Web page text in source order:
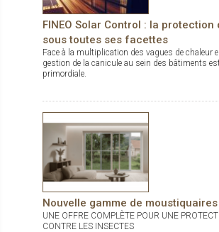
hydrofuge apporte une densité et un poids cinq
aux isolations en polyuréthane. Celle-ci rend
beaucoup plus agréable à manipuler et procure
de sécurité. Le volet est composé d'un panneau
(21mm) recouvert de deux épaisses tôles
(1.1mm). Ce complexe est ainsi très robuste et
d'avantage des éventuels chocs. Côté écologie,
FINEO Solar Control : la protection
sous toutes ses facettes
Face à la multiplication des vagues de chaleur
gestion de la canicule au sein des bâtiments
primordiale.
Nouvelle gamme de
UNE OFFRE COMPLÈTE POUR UNE
CONTRE LES INSECTES